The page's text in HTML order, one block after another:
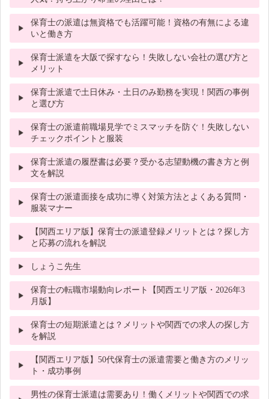
保育士の派遣は無資格でも活躍可能！資格の有無による違
いと働き方
保育士派遣を大阪で探すなら！失敗しない会社の選び方と
メリット
保育士派遣で土日休み・土日のみ勤務を実現！関西の事例
と選び方
保育士の派遣前職場見学でミスマッチを防ぐ！失敗しない
チェックポイントと服装
保育士派遣の履歴書は必要？受かる志望動機の書き方と例
文を解説
保育士の派遣面接を成功に導く対策方法とよくある質問・
服装マナー
【関西エリア版】保育士の派遣登録メリットとは？探し方
と応募の流れを解説
しょうこ先生
保育士の転職市場動向レポート【関西エリア版・2026年3
月版】
保育士の短期派遣とは？メリットや関西での求人の探し方
を解説
【関西エリア版】50代保育士の派遣需要と働き方のメリッ
ト・成功事例
男性の保育士派遣は需要あり！働くメリットや関西での求